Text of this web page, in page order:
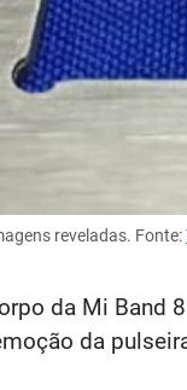
reveladas. Fonte:
da Mi Band
da